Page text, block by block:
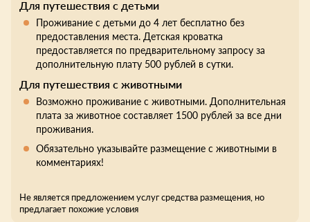
Для путешествия с детьми
Проживание с детьми до 4 лет бесплатно без
предоставления места. Детская кроватка
предоставляется по предварительному запросу за
дополнительную плату 500 рублей в сутки.
Для путешествия с животными
Возможно проживание с животными. Дополнительная
плата за животное составляет 1500 рублей за все дни
проживания.
Обязательно указывайте размещение с животными в
комментариях!
Не является предложением услуг средства размещения, но
предлагает похожие условия